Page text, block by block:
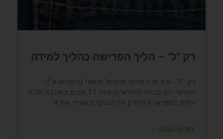
רק "ל" – הליך הפרישה כהליך למידה
רק "ל"- את זה למדתי מהרמ"ח שלי (הפורש א')–
חמישי יום קבלה לפורשים מזה 11 שנים באהבה וללא
עלות בחמישי האחרון על הבוקר פגשתי את א'
READ MORE »